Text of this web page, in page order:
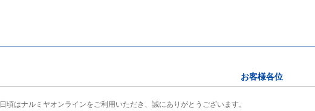
お客様各位
日頃はナルミヤオンラインをご利用いただき、誠にありがとうございます。